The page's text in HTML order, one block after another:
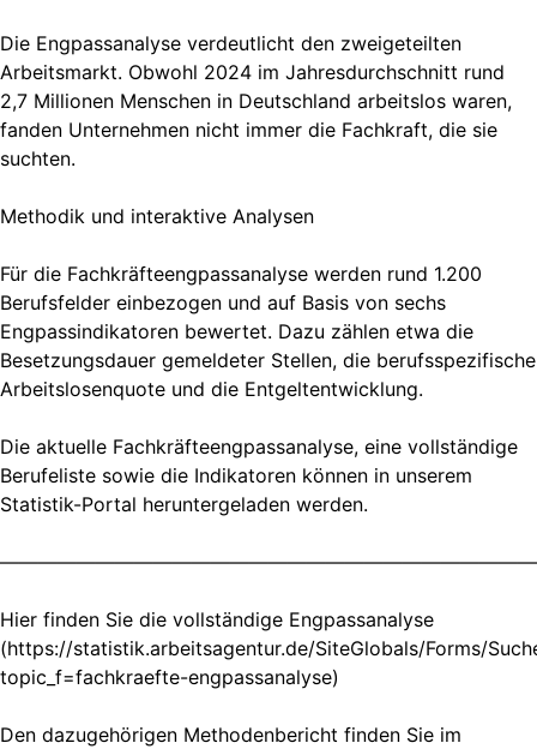
Die Engpassanalyse verdeutlicht den zweigeteilten
Arbeitsmarkt. Obwohl 2024 im Jahresdurchschnitt rund
2,7 Millionen Menschen in Deutschland arbeitslos waren,
fanden Unternehmen nicht immer die Fachkraft, die sie
suchten.
Methodik und interaktive Analysen
Für die Fachkräfteengpassanalyse werden rund 1.200
Berufsfelder einbezogen und auf Basis von sechs
Engpassindikatoren bewertet. Dazu zählen etwa die
Besetzungsdauer gemeldeter Stellen, die berufsspezifische
Arbeitslosenquote und die Entgeltentwicklung.
Die aktuelle Fachkräfteengpassanalyse, eine vollständige
Berufeliste sowie die Indikatoren können in unserem
Statistik-Portal heruntergeladen werden.
Hier finden Sie die vollständige Engpassanalyse
(https://statistik.arbeitsagentur.de/SiteGlobals/Forms/
topic_f=fachkraefte-engpassanalyse)
Den dazugehörigen Methodenbericht finden Sie im